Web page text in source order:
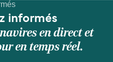
informés
en direct et
en temps réel.